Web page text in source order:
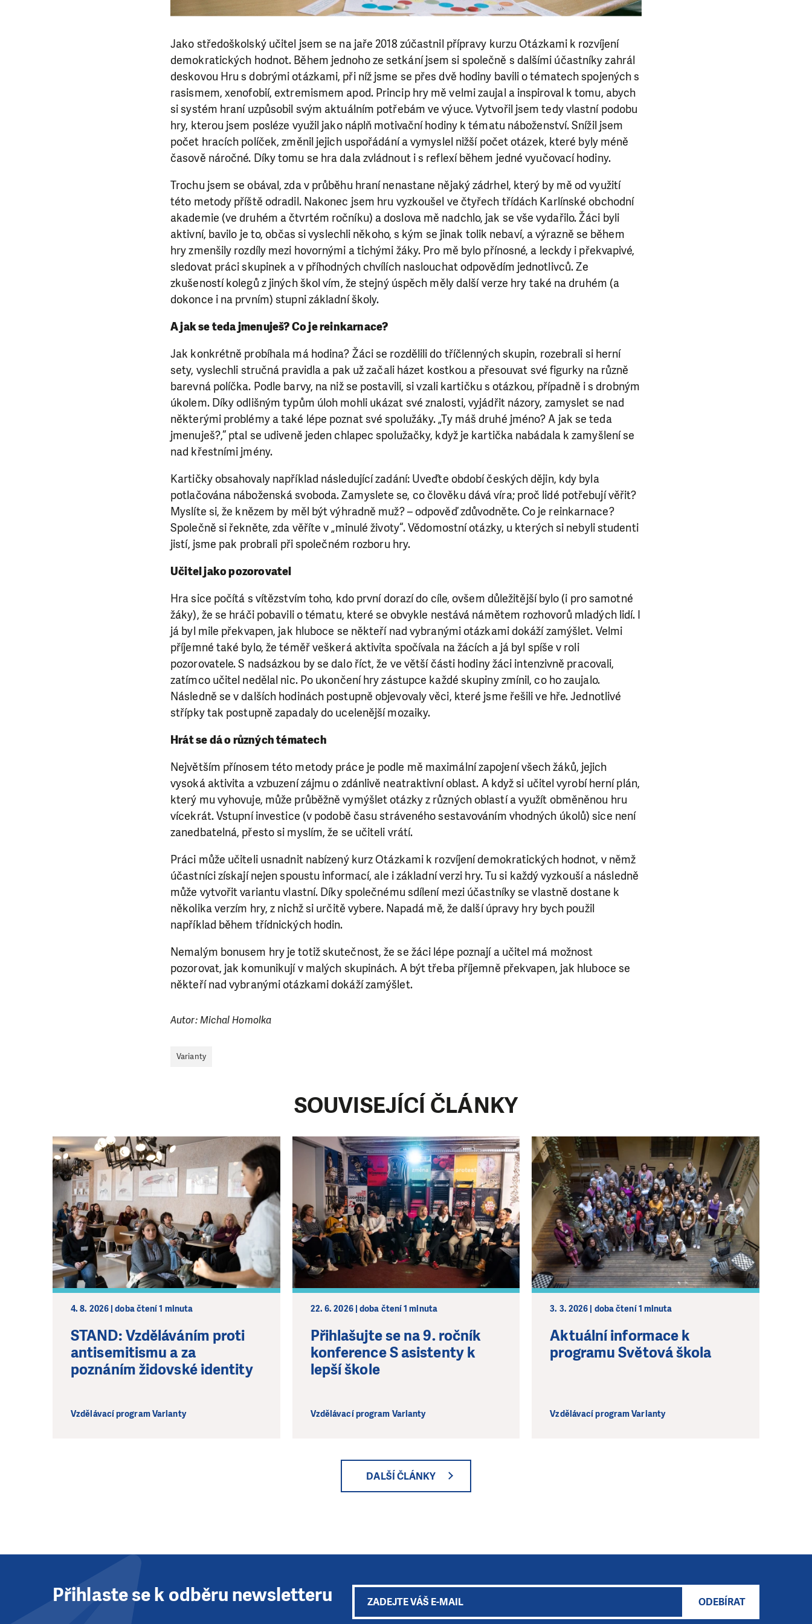
Jako středoškolský učitel jsem se na jaře 2018 zúčastnil přípravy kurzu Otázkami k rozvíjení
demokratických hodnot. Během jednoho ze setkání jsem si společně s dalšími účastníky zahrál
deskovou Hru s dobrými otázkami, při níž jsme se přes dvě hodiny bavili o tématech spojených s
rasismem, xenofobií, extremismem apod. Princip hry mě velmi zaujal a inspiroval k tomu, abych
si systém hraní uzpůsobil svým aktuálním potřebám ve výuce. Vytvořil jsem tedy vlastní podobu
hry, kterou jsem posléze využil jako náplň motivační hodiny k tématu náboženství. Snížil jsem
počet hracích políček, změnil jejich uspořádání a vymyslel nižší počet otázek, které byly méně
časově náročné. Díky tomu se hra dala zvládnout i s reflexí během jedné vyučovací hodiny.
Trochu jsem se obával, zda v průběhu hraní nenastane nějaký zádrhel, který by mě od využití
této metody příště odradil. Nakonec jsem hru vyzkoušel ve čtyřech třídách Karlínské obchodní
akademie (ve druhém a čtvrtém ročníku) a doslova mě nadchlo, jak se vše vydařilo. Žáci byli
aktivní, bavilo je to, občas si vyslechli někoho, s kým se jinak tolik nebaví, a výrazně se během
hry zmenšily rozdíly mezi hovornými a tichými žáky. Pro mě bylo přínosné, a leckdy i překvapivé,
sledovat práci skupinek a v příhodných chvílích naslouchat odpovědím jednotlivců. Ze
zkušeností kolegů z jiných škol vím, že stejný úspěch měly další verze hry také na druhém (a
dokonce i na prvním) stupni základní školy.
A jak se teda jmenuješ? Co je reinkarnace?
Jak konkrétně probíhala má hodina? Žáci se rozdělili do tříčlenných skupin, rozebrali si herní
sety, vyslechli stručná pravidla a pak už začali házet kostkou a přesouvat své figurky na různě
barevná políčka. Podle barvy, na niž se postavili, si vzali kartičku s otázkou, případně i s drobným
úkolem. Díky odlišným typům úloh mohli ukázat své znalosti, vyjádřit názory, zamyslet se nad
některými problémy a také lépe poznat své spolužáky. „Ty máš druhé jméno? A jak se teda
jmenuješ?,“ ptal se udiveně jeden chlapec spolužačky, když je kartička nabádala k zamyšlení se
nad křestními jmény.
Kartičky obsahovaly například následující zadání: Uveďte období českých dějin, kdy byla
potlačována náboženská svoboda. Zamyslete se, co člověku dává víra; proč lidé potřebují věřit?
Myslíte si, že knězem by měl být výhradně muž? – odpověď zdůvodněte. Co je reinkarnace?
Společně si řekněte, zda věříte v „minulé životy“. Vědomostní otázky, u kterých si nebyli studenti
jistí, jsme pak probrali při společném rozboru hry.
Učitel jako pozorovatel
Hra sice počítá s vítězstvím toho, kdo první dorazí do cíle, ovšem důležitější bylo (i pro samotné
žáky), že se hráči pobavili o tématu, které se obvykle nestává námětem rozhovorů mladých lidí. I
já byl mile překvapen, jak hluboce se někteří nad vybranými otázkami dokáží zamýšlet. Velmi
příjemné také bylo, že téměř veškerá aktivita spočívala na žácích a já byl spíše v roli
pozorovatele. S nadsázkou by se dalo říct, že ve větší části hodiny žáci intenzivně pracovali,
zatímco učitel nedělal nic. Po ukončení hry zástupce každé skupiny zmínil, co ho zaujalo.
Následně se v dalších hodinách postupně objevovaly věci, které jsme řešili ve hře. Jednotlivé
střípky tak postupně zapadaly do ucelenější mozaiky.
Hrát se dá o různých tématech
Největším přínosem této metody práce je podle mě maximální zapojení všech žáků, jejich
vysoká aktivita a vzbuzení zájmu o zdánlivě neatraktivní oblast. A když si učitel vyrobí herní plán,
který mu vyhovuje, může průběžně vymýšlet otázky z různých oblastí a využít obměněnou hru
vícekrát. Vstupní investice (v podobě času stráveného sestavováním vhodných úkolů) sice není
zanedbatelná, přesto si myslím, že se učiteli vrátí.
Práci může učiteli usnadnit nabízený kurz Otázkami k rozvíjení demokratických hodnot, v němž
účastníci získají nejen spoustu informací, ale i základní verzi hry. Tu si každý vyzkouší a následně
může vytvořit variantu vlastní. Díky společnému sdílení mezi účastníky se vlastně dostane k
několika verzím hry, z nichž si určitě vybere. Napadá mě, že další úpravy hry bych použil
například během třídnických hodin.
Nemalým bonusem hry je totiž skutečnost, že se žáci lépe poznají a učitel má možnost
pozorovat, jak komunikují v malých skupinách. A být třeba příjemně překvapen, jak hluboce se
někteří nad vybranými otázkami dokáží zamýšlet.
Autor: Michal Homolka
Varianty
SOUVISEJÍCÍ ČLÁNKY
4. 8. 2026 | doba čtení 1 minuta
STAND: Vzděláváním proti
antisemitismu a za
poznáním židovské identity
Vzdělávací program Varianty
22. 6. 2026 | doba čtení 1 minuta
Přihlašujte se na 9. ročník
konference S asistenty k
lepší škole
Vzdělávací program Varianty
3. 3. 2026 | doba čtení 1 minuta
Aktuální informace k
programu Světová škola
Vzdělávací program Varianty
DALŠÍ ČLÁNKY
LÍBÍ SE VÁM, CO DĚLÁME? PODPOŘTE NÁS!
Abychom mohli pomáhat smysluplně, neobejdeme se bez Vaší podpory. Ať už se nám
rozhodnete pomoci jedním darem nebo se stanete pravidelným dárcem Klubu přátel, Vaše
dary nám umožní pomoci vždy tam, kde je to nejvíce potřeba.
Přihlaste se k odběru newsletteru ODEBÍRAT